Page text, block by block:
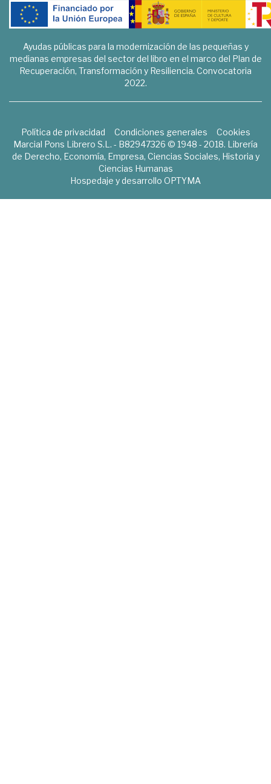
Ayudas públicas para la modernización de las pequeñas y
medianas empresas del sector del libro en el marco del Plan de
Recuperación, Transformación y Resiliencia. Convocatoria
2022.
Política de privacidad Condiciones generales
Cookies
Marcial Pons Librero S.L. - B82947326 © 1948 - 2018. Librería
de Derecho, Economía, Empresa, Ciencias Sociales, Historia y
Ciencias Humanas
Hospedaje y desarrollo OPTYMA